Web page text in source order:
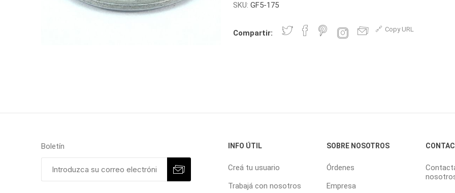
SKU: GF5-175
Compartir: Copy URL
Boletín INFO ÚTIL
Creá tu usuario
Trabajá con nosotros
SOBRE NOSOTROS
Órdenes
Empresa